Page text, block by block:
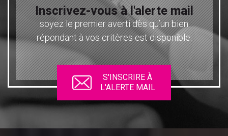
Inscrivez-vous à l'alerte mail
soyez le premier averti dès qu’un bien
répondant à vos critères est disponible.
S'INSCRIRE À
L'ALERTE MAIL